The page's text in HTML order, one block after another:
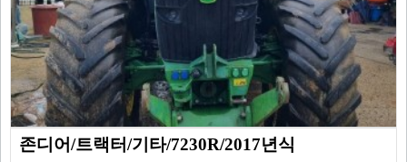
존디어/트랙터/기타/7230R/2017년식